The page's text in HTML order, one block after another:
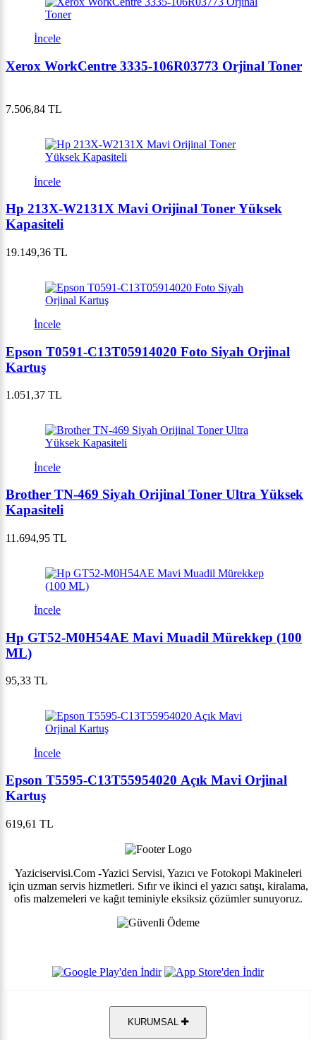
İncele
Xerox WorkCentre 3335-106R03773 Orjinal Toner
7.506,84 TL
İncele
Hp 213X-W2131X Mavi Orijinal Toner Yüksek
Kapasiteli
19.149,36 TL
İncele
Epson T0591-C13T05914020 Foto Siyah Orjinal
Kartuş
1.051,37 TL
İncele
Brother TN-469 Siyah Orijinal Toner Ultra Yüksek
Kapasiteli
11.694,95 TL
İncele
Hp GT52-M0H54AE Mavi Muadil Mürekkep (100
ML)
95,33 TL
İncele
Epson T5595-C13T55954020 Açık Mavi Orjinal
Kartuş
619,61 TL
Yaziciservisi.Com -Yazici Servisi, Yazıcı ve Fotokopi Makineleri
için uzman servis hizmetleri. Sıfır ve ikinci el yazıcı satışı, kiralama,
ofis malzemeleri ve kağıt teminiyle eksiksiz çözümler sunuyoruz.
KURUMSAL